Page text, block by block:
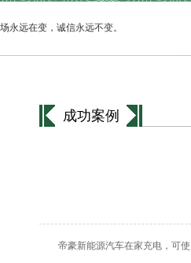
永远不变。
成功案例
帝豪新能源汽车在家充电，可使